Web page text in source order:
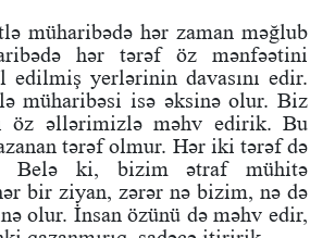
müharibədə hər zaman məğlub
hər tərəf öz mənfəətini
edilmiş yerlərinin davasını edir.
müharibəsi isə əksinə olur. Biz
öz əllərimizlə məhv edirik. Bu
tərəf olmur. Hər iki tərəf də
Belə ki, bizim ətraf mühitə
bir ziyan, zərər nə bizim, nə də
olur. İnsan özünü də məhv edir,